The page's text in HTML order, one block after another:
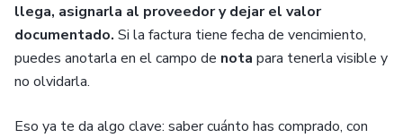
llega, asignarla al proveedor y dejar el valor
documentado. Si la factura tiene fecha de vencimiento,
puedes anotarla en el campo de nota para tenerla visible y
no olvidarla.
Eso ya te da algo clave: saber cuánto has comprado, con